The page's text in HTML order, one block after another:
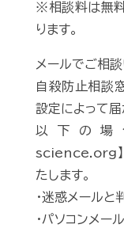
※相談料は無料
ります。
メールでご相
自殺防止相談
設定によって届
以下の場
science.org】
たします。
・迷惑メールと
・パソコンメー